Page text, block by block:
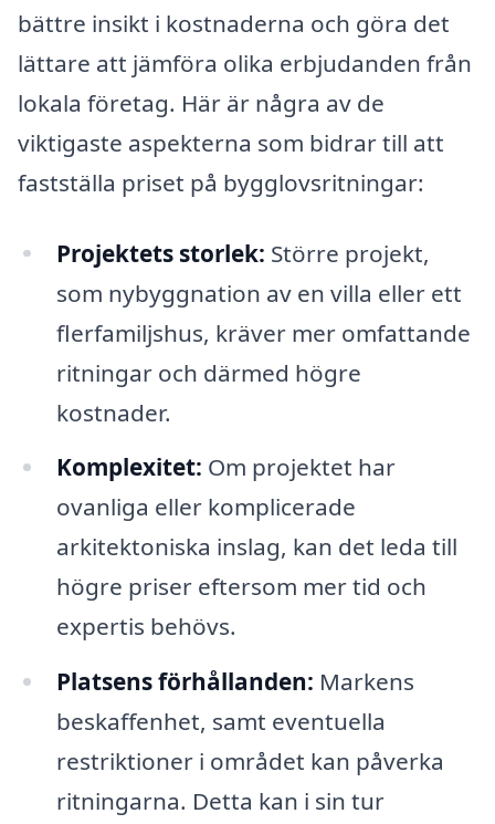
bättre insikt i kostnaderna och göra det
lättare att jämföra olika erbjudanden från
lokala företag. Här är några av de
viktigaste aspekterna som bidrar till att
fastställa priset på bygglovsritningar:
Projektets storlek: Större projekt,
som nybyggnation av en villa eller ett
flerfamiljshus, kräver mer omfattande
ritningar och därmed högre
kostnader.
Komplexitet: Om projektet har
ovanliga eller komplicerade
arkitektoniska inslag, kan det leda till
högre priser eftersom mer tid och
expertis behövs.
Platsens förhållanden: Markens
beskaffenhet, samt eventuella
restriktioner i området kan påverka
ritningarna. Detta kan i sin tur